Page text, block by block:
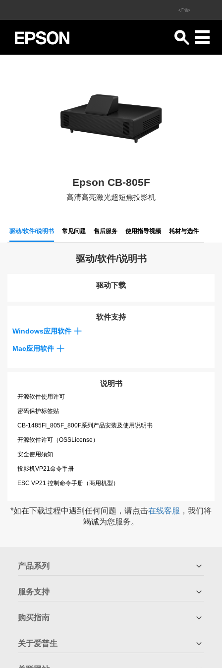
<广告>
Epson CB-805F
高清高亮激光超短焦投影机
驱动/软件/说明书 常见问题 售后服务 使用指导视频 耗材与选件
驱动/软件/说明书
驱动下载
软件支持
Windows应用软件
Mac应用软件
说明书
开源软件使用许可
密码保护标签贴
CB-1485FI_805F_800F系列产品安装及使用说明书
开源软件许可（OSSLicense）
安全使用须知
投影机VP21命令手册
ESC VP21 控制命令手册（商用机型）
*如在下载过程中遇到任何问题，请点击在线客服 ，我们将
竭诚为您服务。
产品系列
服务支持
购买指南
关于爱普生